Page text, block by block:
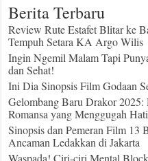
Berita Terbaru
Review Rute Estafet Blitar ke
Tempuh Setara KA Argo Wilis
Ingin Ngemil Malam Tapi
dan Sehat!
Ini Dia Sinopsis Film Godaan
Gelombang Baru Drakor
Romansa yang Menggugah Hati
Sinopsis dan Pemeran Film 13
Ancaman Ledakkan di Jakarta
Waspada! Ciri-ciri Mental